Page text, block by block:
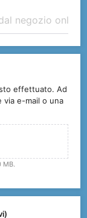
effettuato. Ad
via e-mail o una
MB.